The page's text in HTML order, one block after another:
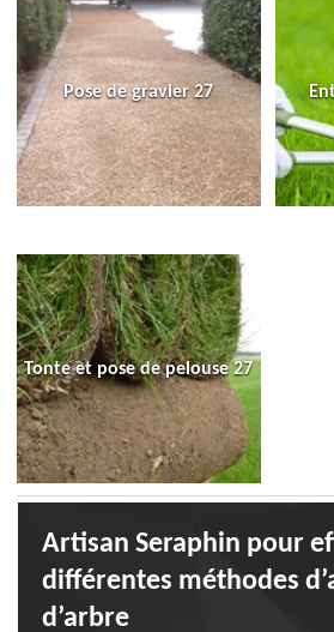
Pose de gravier 27
Tonte et pose de pelouse 27
Artisan Seraphin pour
différentes méthodes
d’arbre